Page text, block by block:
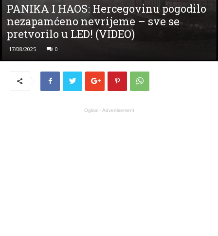
PANIKA I HAOS: Hercegovinu pogodilo
nezapamćeno nevrijeme – sve se
pretvorilo u LED! (VIDEO)
17/08/2025 0
Oglasi - Advertisement